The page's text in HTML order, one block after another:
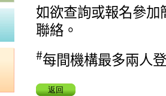
如欲查詢或報名參加
聯絡。
#每間機構最多兩人
返回